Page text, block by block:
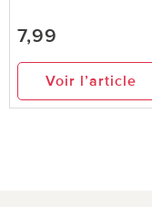
7,99
Voir l’article